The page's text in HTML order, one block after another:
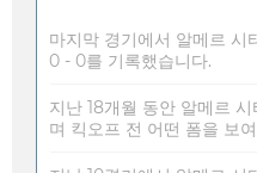
마지막 경기에서 알메르 시
0 - 0를 기록했습니다.
지난 18개월 동안 알메르
며 킥오프 전 어떤 폼을 보